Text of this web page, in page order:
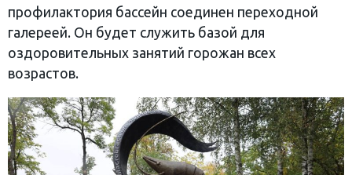
профилактория бассейн соединен переходной
галереей. Он будет служить базой для
оздоровительных занятий горожан всех
возрастов.